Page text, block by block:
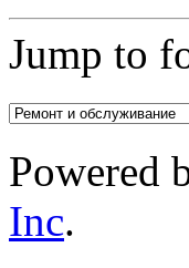
Jump to
Powered
Inc.